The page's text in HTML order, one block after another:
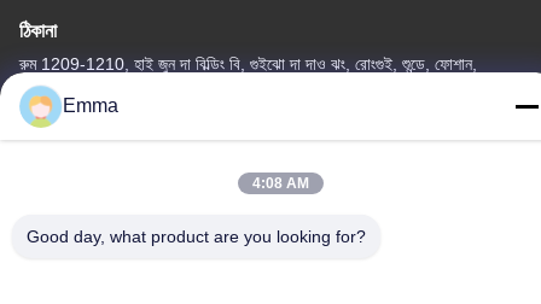
ঠিকানা
রুম 1209-1210, হাই জুন দা বিল্ডিং বি, গুইঝো দা দাও ঝং, রোংগুই, শুন্ডে, ফোশান,
গুয়াংডং, চীন
টেল
Emma
4:08 AM
Good day, what product are you looking for?